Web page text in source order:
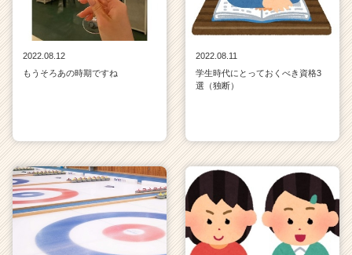
2022.08.12
もうそろあの時期ですね
2022.08.11
学生時代にとっておくべき資格3
選（独断）